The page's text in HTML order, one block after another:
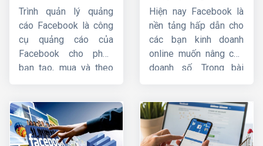
chi tiết trong quảng
cáo facebook. Mời
các bạn cùng theo dõi
nhá.
quản lý quảng cáo
trên facebook
Trình quản lý quảng
cáo Facebook là công
cụ quảng cáo của
Facebook cho phép
bạn tạo, mua và theo
sẽ cung cấp cho bạn
cách vào trình quản
lý quảng cáo trên
facebook mà bạn
cần phải biết
Hiện nay Facebook là
nền tảng hấp dẫn cho
các bạn kinh doanh
online muốn nâng cao
doanh số. Trong bài
hiểu
những lưu ý khi
chạy quảng cáo
facebooknhé !